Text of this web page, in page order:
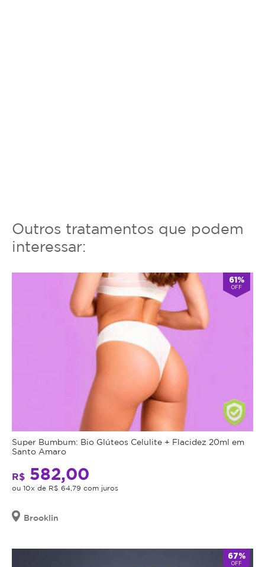
Outros tratamentos que podem
interessar:
61%
OFF
Super Bumbum: Bio Glúteos Celulite + Flacidez 20ml em
Santo Amaro
R$ 582,00
ou 10x de R$ 64,79 com juros
Brooklin
67%
OFF